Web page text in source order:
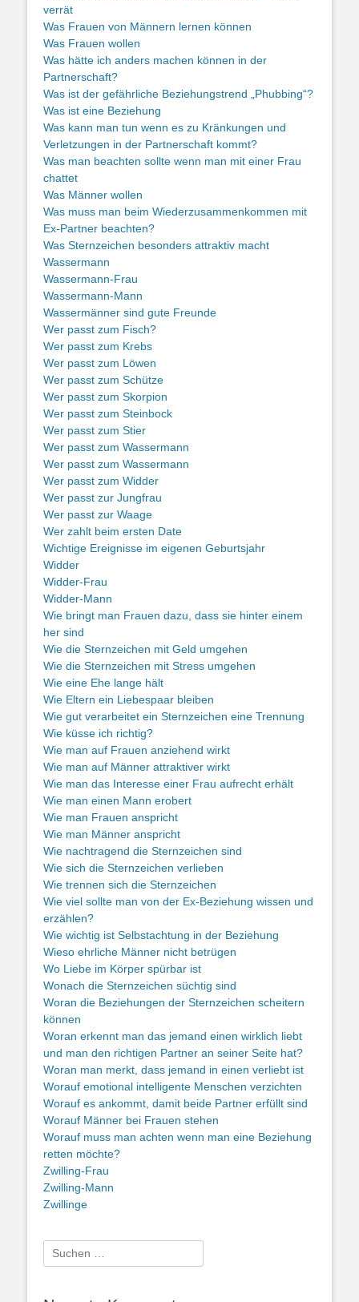
verrät
Was Frauen von Männern lernen können
Was Frauen wollen
Was hätte ich anders machen können in der
Partnerschaft?
Was ist der gefährliche Beziehungstrend „Phubbing“?
Was ist eine Beziehung
Was kann man tun wenn es zu Kränkungen und
Verletzungen in der Partnerschaft kommt?
Was man beachten sollte wenn man mit einer Frau
chattet
Was Männer wollen
Was muss man beim Wiederzusammenkommen mit
Ex-Partner beachten?
Was Sternzeichen besonders attraktiv macht
Wassermann
Wassermann-Frau
Wassermann-Mann
Wassermänner sind gute Freunde
Wer passt zum Fisch?
Wer passt zum Krebs
Wer passt zum Löwen
Wer passt zum Schütze
Wer passt zum Skorpion
Wer passt zum Steinbock
Wer passt zum Stier
Wer passt zum Wassermann
Wer passt zum Wassermann
Wer passt zum Widder
Wer passt zur Jungfrau
Wer passt zur Waage
Wer zahlt beim ersten Date
Wichtige Ereignisse im eigenen Geburtsjahr
Widder
Widder-Frau
Widder-Mann
Wie bringt man Frauen dazu, dass sie hinter einem
her sind
Wie die Sternzeichen mit Geld umgehen
Wie die Sternzeichen mit Stress umgehen
Wie eine Ehe lange hält
Wie Eltern ein Liebespaar bleiben
Wie gut verarbeitet ein Sternzeichen eine Trennung
Wie küsse ich richtig?
Wie man auf Frauen anziehend wirkt
Wie man auf Männer attraktiver wirkt
Wie man das Interesse einer Frau aufrecht erhält
Wie man einen Mann erobert
Wie man Frauen anspricht
Wie man Männer anspricht
Wie nachtragend die Sternzeichen sind
Wie sich die Sternzeichen verlieben
Wie trennen sich die Sternzeichen
Wie viel sollte man von der Ex-Beziehung wissen und
erzählen?
Wie wichtig ist Selbstachtung in der Beziehung
Wieso ehrliche Männer nicht betrügen
Wo Liebe im Körper spürbar ist
Wonach die Sternzeichen süchtig sind
Woran die Beziehungen der Sternzeichen scheitern
können
Woran erkennt man das jemand einen wirklich liebt
und man den richtigen Partner an seiner Seite hat?
Woran man merkt, dass jemand in einen verliebt ist
Worauf emotional intelligente Menschen verzichten
Worauf es ankommt, damit beide Partner erfüllt sind
Worauf Männer bei Frauen stehen
Worauf muss man achten wenn man eine Beziehung
retten möchte?
Zwilling-Frau
Zwilling-Mann
Zwillinge
Suche
nach: